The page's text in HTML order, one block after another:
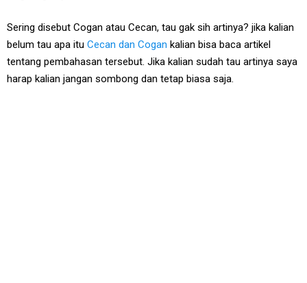
Sering disebut Cogan atau Cecan, tau gak sih artinya? jika kalian
belum tau apa itu Cecan dan Cogan kalian bisa baca artikel
tentang pembahasan tersebut. Jika kalian sudah tau artinya saya
harap kalian jangan sombong dan tetap biasa saja.